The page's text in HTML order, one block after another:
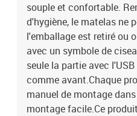
souple et confortable.
d'hygiène, le matelas ne
l'emballage est retiré ou
avec un symbole de
seule la partie avec
comme avant.Chaque
manuel de montage
montage facile.Ce